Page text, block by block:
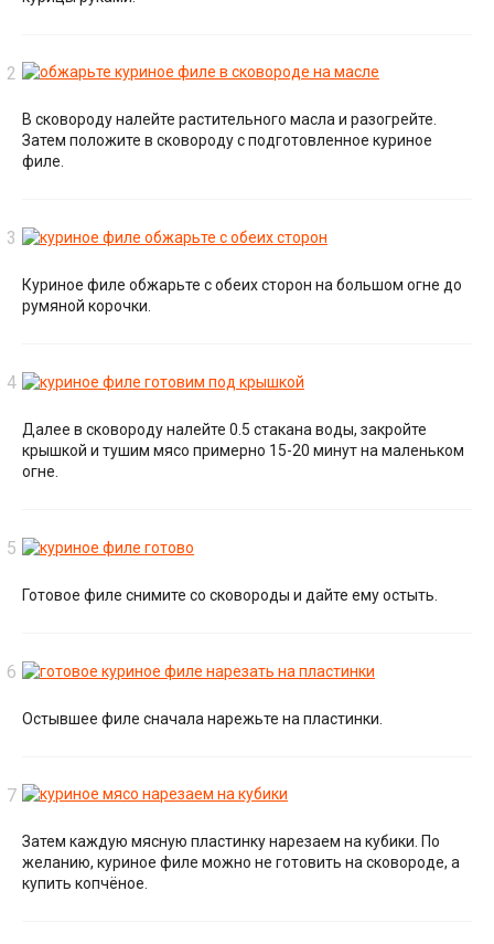
В сковороду налейте растительного масла и разогрейте.
Затем положите в сковороду с подготовленное куриное
филе.
Куриное филе обжарьте с обеих сторон на большом огне до
румяной корочки.
Далее в сковороду налейте 0.5 стакана воды, закройте
крышкой и тушим мясо примерно 15-20 минут на маленьком
огне.
Готовое филе снимите со сковороды и дайте ему остыть.
Остывшее филе сначала нарежьте на пластинки.
Затем каждую мясную пластинку нарезаем на кубики. По
желанию, куриное филе можно не готовить на сковороде, а
купить копчёное.